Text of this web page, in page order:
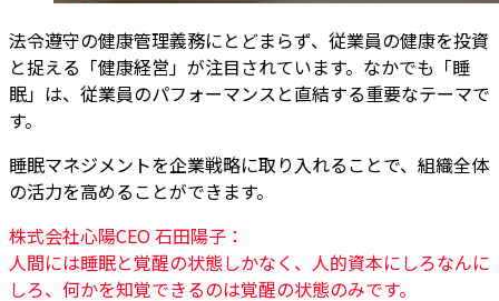
法令遵守の健康管理義務にとどまらず、従業員の健康を投資
と捉える「健康経営」が注目されています。なかでも「睡
眠」は、従業員のパフォーマンスと直結する重要なテーマで
す。
睡眠マネジメントを企業戦略に取り入れることで、組織全体
の活力を高めることができます。
株式会社心陽CEO 石田陽子：
人間には睡眠と覚醒の状態しかなく、人的資本にしろなんに
しろ、何かを知覚できるのは覚醒の状態のみです。